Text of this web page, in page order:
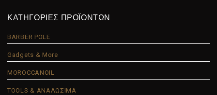
ΚΑΤΗΓΟΡΙΕΣ ΠΡΟΪΟΝΤΩΝ
BARBER POLE
Gadgets & More
MOROCCANOIL
TOOLS & ΑΝΑΛΩΣΙΜΑ